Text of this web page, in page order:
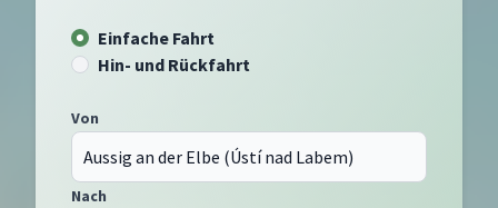
Einfache Fahrt
Hin- und Rückfahrt
Von
Nach